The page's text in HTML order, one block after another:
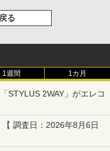
る
1週間 1カ月
STYLUS 2WAY」がエレコ
調査日：2026年8月6日